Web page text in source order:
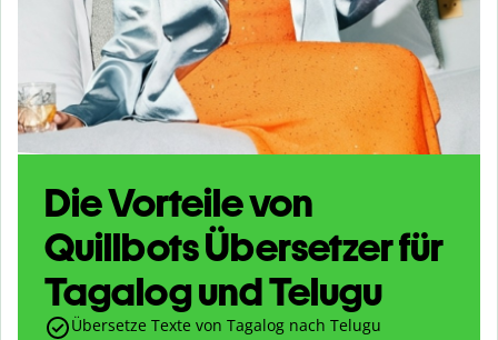
Die Vorteile von
Quillbots Übersetzer für
Tagalog und Telugu
Übersetze Texte von Tagalog nach Telugu